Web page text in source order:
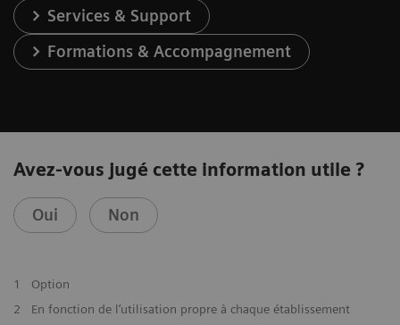
Services & Support
Formations & Accompagnement
Avez-vous jugé cette information utile ?
Oui Non
1
Option
2
En fonction de l’utilisation propre à chaque établissement